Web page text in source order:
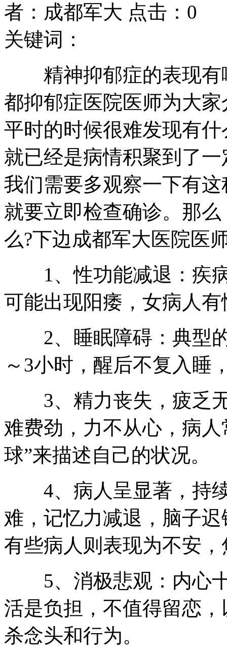
者：成都军大 点击：0
关键词：
精神抑郁症的表现有
都抑郁症医院医师为大
平时的时候很难发现有
就已经是病情积聚到了
我们需要多观察一下有
就要立即检查确诊。那
么?下边成都军大医院医
1、性功能减退：疾病
可能出现阳痿，女病人
2、睡眠障碍：典型的
～3小时，醒后不复入睡
3、精力丧失，疲乏无
难费劲，力不从心，病
球”来描述自己的状况。
4、病人呈显著，持续
难，记忆力减退，脑子
有些病人则表现为不安
5、消极悲观：内心十
活是负担，不值得留恋
杀念头和行为。